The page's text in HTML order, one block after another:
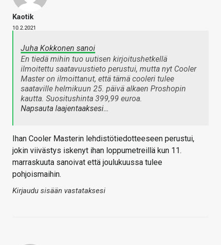
Kaotik
10.2.2021
Juha Kokkonen sanoi
En tiedä mihin tuo uutisen kirjoitushetkellä
ilmoitettu saatavuustieto perustui, mutta nyt Cooler
Master on ilmoittanut, että tämä cooleri tulee
saataville helmikuun 25. päivä alkaen Proshopin
kautta. Suositushinta 399,99 euroa.
Napsauta laajentaaksesi…
Ihan Cooler Masterin lehdistötiedotteeseen perustui,
jokin viivästys iskenyt ihan loppumetreillä kun 11.
marraskuuta sanoivat että joulukuussa tulee
pohjoismaihin.
Kirjaudu sisään vastataksesi